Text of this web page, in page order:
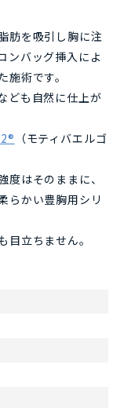
肪を吸引し胸に注
ンバッグ挿入によ
施術です。
ども自然に仕上が
（モティバエルゴ
はそのままに、
らかい豊胸用シリ
立ちません。